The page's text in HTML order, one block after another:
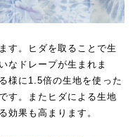
す。ヒダを取ることで生
なドレープが生まれま
様に1.5倍の生地を使った
す。またヒダによる生地
効果も高まります。